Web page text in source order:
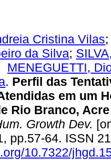
Cristina Vilas
da Silva;
MENEGUETTI,
. Perfil das
em um
Rio Branco,
Growth Dev.
pp.57-64. ISSN
10.7322/